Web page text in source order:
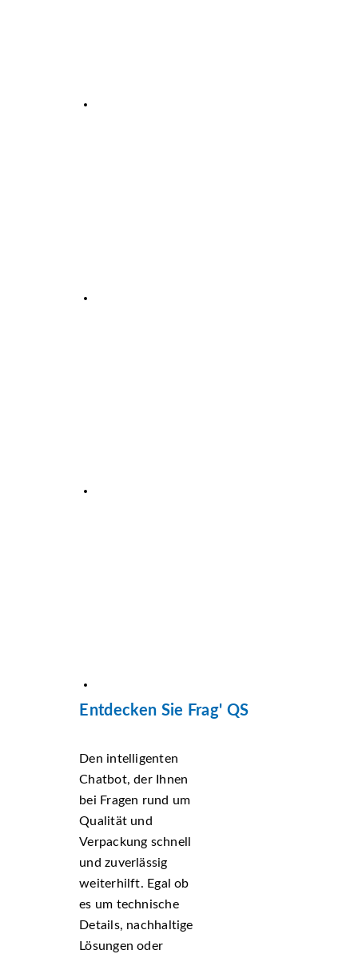
Entdecken Sie Frag' QS
Den intelligenten
Chatbot, der Ihnen
bei Fragen rund um
Qualität und
Verpackung schnell
und zuverlässig
weiterhilft. Egal ob
es um technische
Details, nachhaltige
Lösungen oder